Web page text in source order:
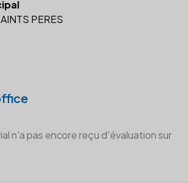
PERES
n'a pas encore reçu d'évaluation sur